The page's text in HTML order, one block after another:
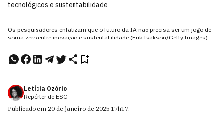
tecnológicos e sustentabilidade
Os pesquisadores enfatizam que o futuro da IA não precisa ser um jogo de
soma zero entre inovação e sustentabilidade (Erik Isakson/Getty Images)
Letícia Ozório
Repórter de ESG
Publicado em 20 de janeiro de 2025 17h17.